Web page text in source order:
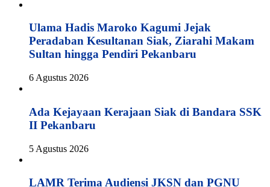
Ulama Hadis Maroko Kagumi Jejak
Peradaban Kesultanan Siak, Ziarahi Makam
Sultan hingga Pendiri Pekanbaru
6 Agustus 2026
Ada Kejayaan Kerajaan Siak di Bandara SSK
II Pekanbaru
5 Agustus 2026
LAMR Terima Audiensi JKSN dan PGNU